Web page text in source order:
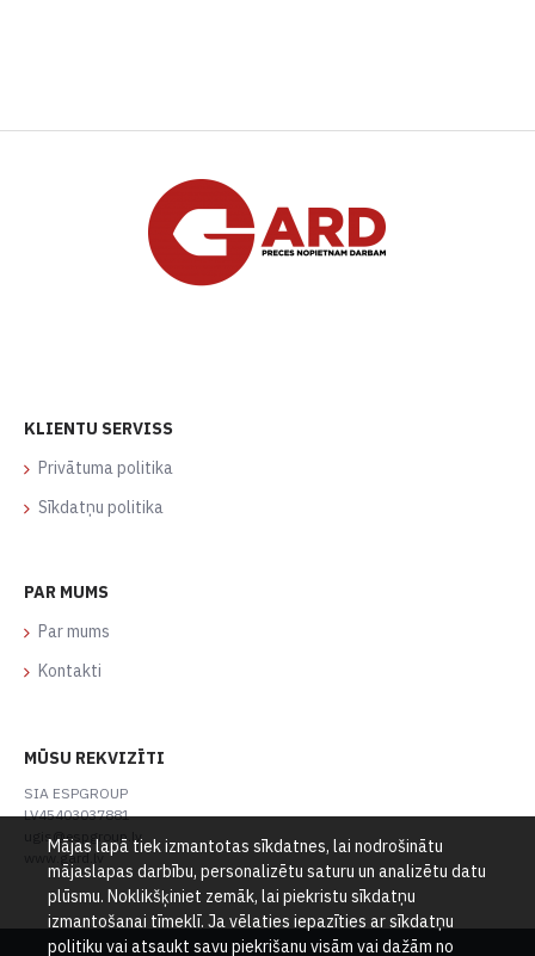
KLIENTU SERVISS
Privātuma politika
Sīkdatņu politika
PAR MUMS
Par mums
Kontakti
MŪSU REKVIZĪTI
SIA ESPGROUP
LV45403037881
ugis@espgroup.lv
www.gard.lv
Mājas lapā tiek izmantotas sīkdatnes, lai nodrošinātu
mājaslapas darbību, personalizētu saturu un analizētu datu
plūsmu. Noklikšķiniet zemāk, lai piekristu sīkdatņu
izmantošanai tīmeklī. Ja vēlaties iepazīties ar sīkdatņu
politiku vai atsaukt savu piekrišanu visām vai dažām no